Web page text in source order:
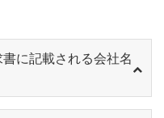
に記載される会社名